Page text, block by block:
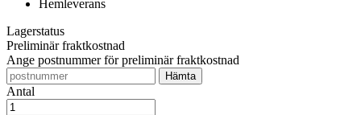
Hemleverans
Lagerstatus
Preliminär fraktkostnad
Ange postnummer för preliminär fraktkostnad
Antal